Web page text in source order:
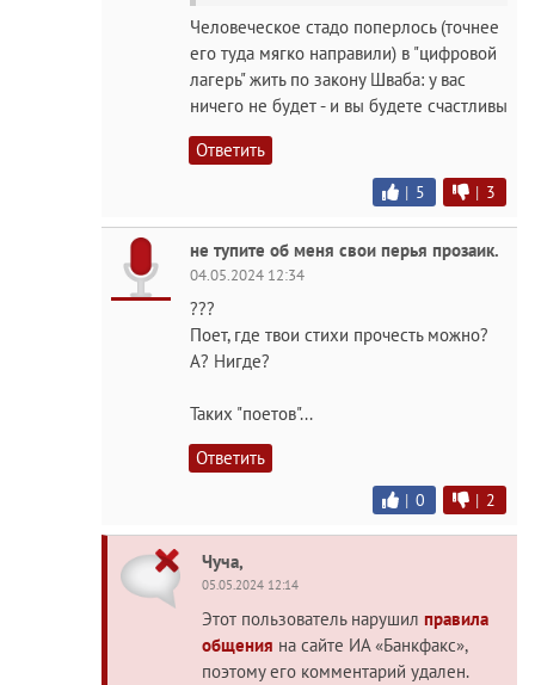
Человеческое стадо поперлось (точнее
его туда мягко направили) в "цифровой
лагерь" жить по закону Шваба: у вас
ничего не будет - и вы будете счастливы
Ответить
| 5 | 3
не тупите об меня свои перья прозаик.
04.05.2024 12:34
???
Поет, где твои стихи прочесть можно?
А? Нигде?
Таких "поетов"...
Ответить
| 0 | 2
Чуча,
05.05.2024 12:14
Этот пользователь нарушил правила
общения на сайте ИА «Банкфакс»,
поэтому его комментарий удален.